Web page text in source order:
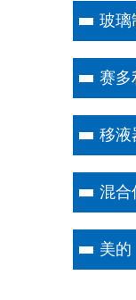
玻璃
赛多
移液
混合
美的